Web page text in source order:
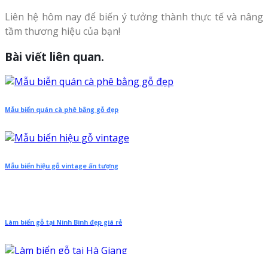
Liên hệ hôm nay để biến ý tưởng thành thực tế và nâng
tầm thương hiệu của bạn!
Bài viết liên quan.
Mẫu biển quán cà phê bằng gỗ đẹp
Mẫu biển hiệu gỗ vintage ấn tượng
Làm biển gỗ tại Ninh Binh đẹp giá rẻ